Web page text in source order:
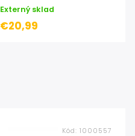
Externý sklad
€20,99
Kód: 1000557